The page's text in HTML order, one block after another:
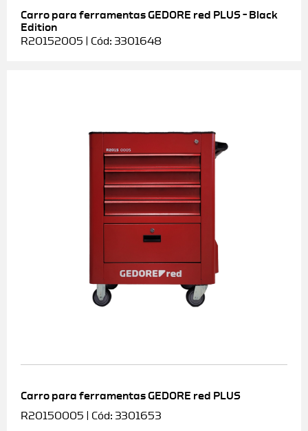
Carro para ferramentas GEDORE red PLUS – Black
Edition
R20152005 | Cód: 3301648
Carro para ferramentas GEDORE red PLUS
R20150005 | Cód: 3301653